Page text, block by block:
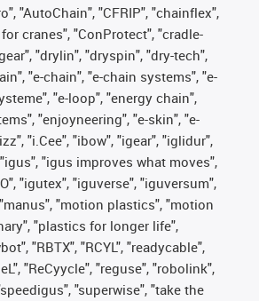
"AutoChain", "CFRIP", "chainflex",
cranes", "ConProtect", "cradle-
"drylin", "dryspin", "dry-tech",
"e-chain", "e-chain systems", "e-
"e-loop", "energy chain",
"enjoyneering", "e-skin", "e-
"i.Cee", "ibow", "igear", "iglidur",
"igus improves what moves",
"igutex", "iguverse", "iguversum",
"motion plastics", "motion
"plastics for longer life",
"RBTX", "RCYL", "readycable",
"ReCyycle", "reguse", "robolink",
"superwise", "take the